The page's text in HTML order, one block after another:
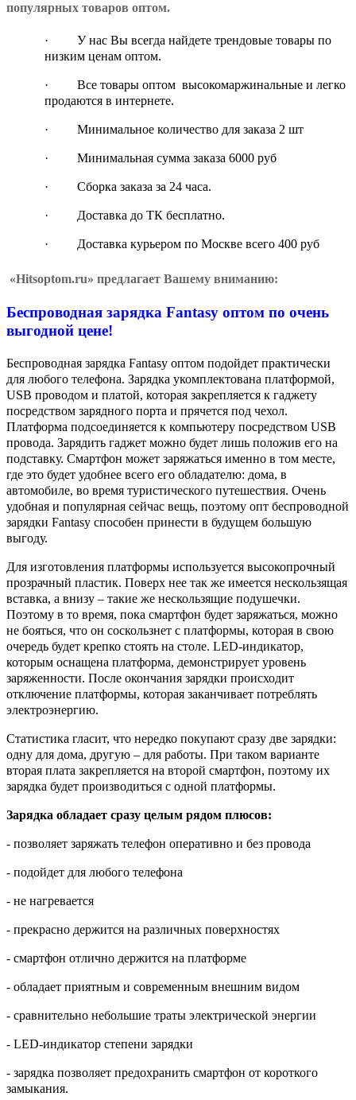
популярных товаров оптом.
·
У нас Вы всегда найдете трендовые товары по
низким ценам оптом.
·
Все товары оптом высокомаржинальные и легко
продаются в интернете.
· Минимальное количество для заказа 2 шт
· Минимальная сумма заказа 6000 руб
· Сборка заказа за 24 часа.
· Доставка до ТК бесплатно.
· Доставка курьером по Москве всего 400 руб
«Hitsoptom.ru» предлагает Вашему вниманию:
Беспроводная зарядка Fantasy оптом по очень
выгодной цене!
Беспроводная зарядка Fantasy оптом подойдет практически
для любого телефона. Зарядка укомплектована платформой,
USB проводом и платой, которая закрепляется к гаджету
посредством зарядного порта и прячется под чехол.
Платформа подсоединяется к компьютеру посредством USB
провода. Зарядить гаджет можно будет лишь положив его на
подставку. Смартфон может заряжаться именно в том месте,
где это будет удобнее всего его обладателю: дома, в
автомобиле, во время туристического путешествия. Очень
удобная и популярная сейчас вещь, поэтому опт беспроводной
зарядки Fantasy способен принести в будущем большую
выгоду.
Для изготовления платформы используется высокопрочный
прозрачный пластик. Поверх нее так же имеется нескользящая
вставка, а внизу – такие же нескользящие подушечки.
Поэтому в то время, пока смартфон будет заряжаться, можно
не бояться, что он соскользнет с платформы, которая в свою
очередь будет крепко стоять на столе. LED-индикатор,
которым оснащена платформа, демонстрирует уровень
заряженности. После окончания зарядки происходит
отключение платформы, которая заканчивает потреблять
электроэнергию.
Статистика гласит, что нередко покупают сразу две зарядки:
одну для дома, другую – для работы. При таком варианте
вторая плата закрепляется на второй смартфон, поэтому их
зарядка будет производиться с одной платформы.
Зарядка обладает сразу целым рядом плюсов:
- позволяет заряжать телефон оперативно и без провода
- подойдет для любого телефона
- не нагревается
- прекрасно держится на различных поверхностях
- смартфон отлично держится на платформе
- обладает приятным и современным внешним видом
- сравнительно небольшие траты электрической энергии
- LED-индикатор степени зарядки
- зарядка позволяет предохранить смартфон от короткого
замыкания.